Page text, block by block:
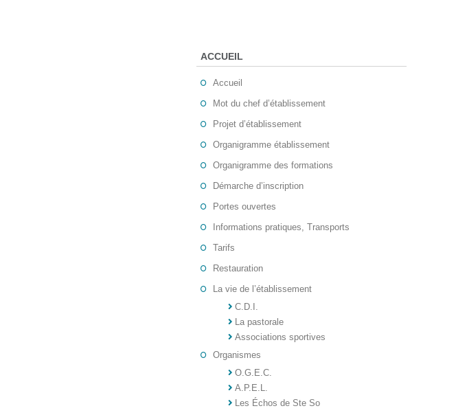
ACCUEIL
Accueil
Mot du chef d’établissement
Projet d’établissement
Organigramme établissement
Organigramme des formations
Démarche d’inscription
Portes ouvertes
Informations pratiques, Transports
Tarifs
Restauration
La vie de l’établissement
C.D.I.
La pastorale
Associations sportives
Organismes
O.G.E.C.
A.P.E.L.
Les Échos de Ste So